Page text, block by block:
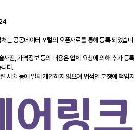
는 공공데이터 포털의 오픈자료를 통해 등록 되었습니
사진, 가격정보 등의 내용은 업체 요청에 의해 추가 등록
다.
시술 등에 일체 개입하지 않으며 법적인 분쟁에 책임지